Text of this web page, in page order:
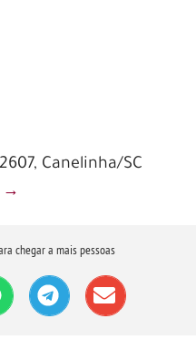
Canelinha/SC
→
chegar a mais pessoas